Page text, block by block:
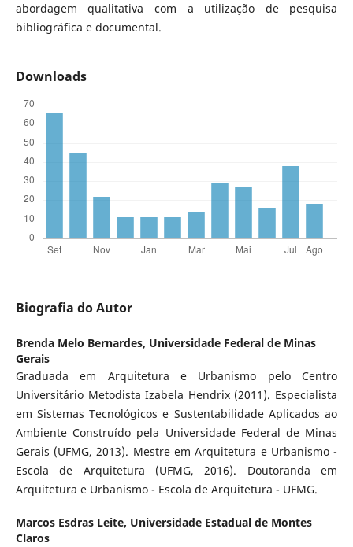
abordagem qualitativa com a utilização de pesquisa
bibliográfica e documental.
Downloads
Biografia do Autor
Brenda Melo Bernardes, Universidade Federal de Minas
Gerais
Graduada em Arquitetura e Urbanismo pelo Centro
Universitário Metodista Izabela Hendrix (2011). Especialista
em Sistemas Tecnológicos e Sustentabilidade Aplicados ao
Ambiente Construído pela Universidade Federal de Minas
Gerais (UFMG, 2013). Mestre em Arquitetura e Urbanismo -
Escola de Arquitetura (UFMG, 2016). Doutoranda em
Arquitetura e Urbanismo - Escola de Arquitetura - UFMG.
Marcos Esdras Leite, Universidade Estadual de Montes
Claros